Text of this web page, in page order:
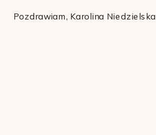
Pozdrawiam, Karolina Niedzielska